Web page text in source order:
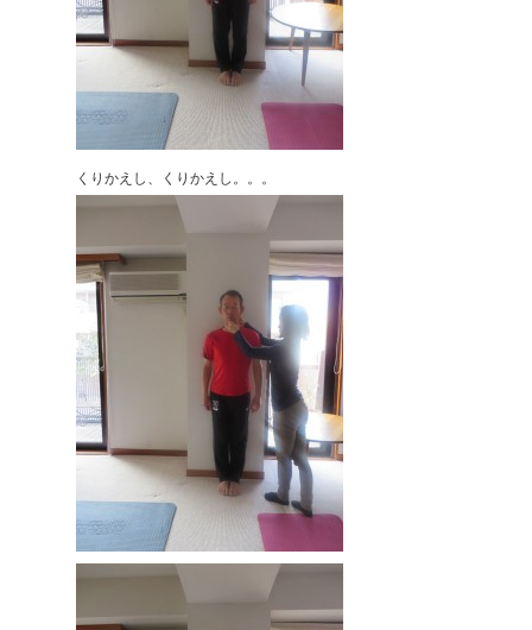
くりかえし、くりかえし。。。